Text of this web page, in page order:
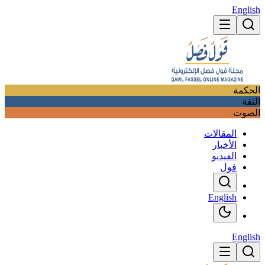
English
الحكمة
الثقة
الصوت
المقالات
الأخبار
الفيديو
قول
English
English